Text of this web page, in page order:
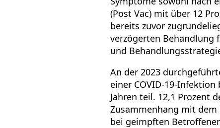
(Post Vac) mit über 12
bereits zuvor
verzögerten Behandlung
und
An der 2023
einer COVID-19-Infektion
Jahren teil. 12,1 Prozent
Zusammenhang mit dem
bei geimpften